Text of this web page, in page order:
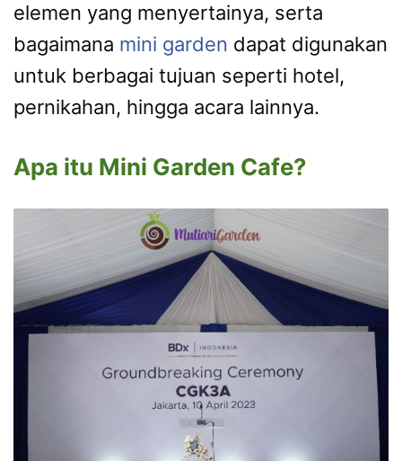
elemen yang menyertainya, serta
bagaimana mini garden dapat digunakan
untuk berbagai tujuan seperti hotel,
pernikahan, hingga acara lainnya.
Apa itu Mini Garden Cafe?